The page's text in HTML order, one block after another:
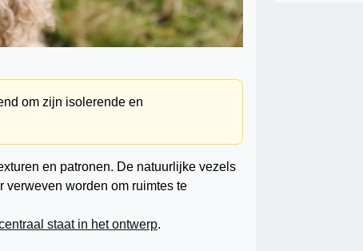
om zijn isolerende en
en patronen. De natuurlijke vezels
verweven worden om ruimtes te
staat in het ontwerp.